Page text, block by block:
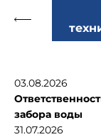
03.08.2026
забора воды
31.07.2026